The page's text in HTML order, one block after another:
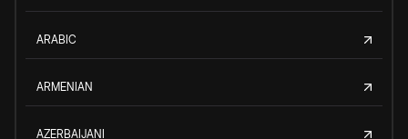
ARABIC
ARMENIAN
AZERBAIJANI